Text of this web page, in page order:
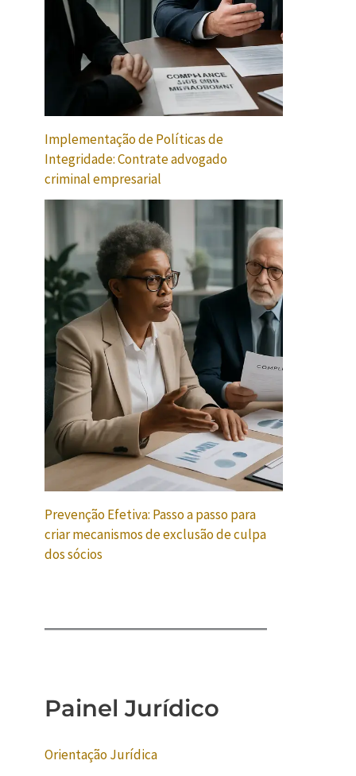
Implementação de Políticas de
Integridade: Contrate advogado
criminal empresarial
Prevenção Efetiva: Passo a passo para
criar mecanismos de exclusão de culpa
dos sócios
Painel Jurídico
Orientação Jurídica